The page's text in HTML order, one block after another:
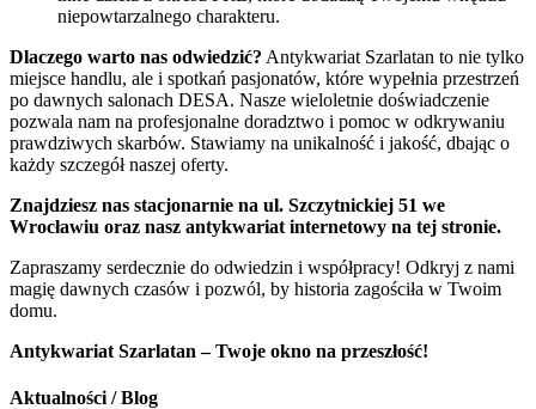
niepowtarzalnego charakteru.
Dlaczego warto nas odwiedzić? Antykwariat Szarlatan to nie tylko
miejsce handlu, ale i spotkań pasjonatów, które wypełnia przestrzeń
po dawnych salonach DESA. Nasze wieloletnie doświadczenie
pozwala nam na profesjonalne doradztwo i pomoc w odkrywaniu
prawdziwych skarbów. Stawiamy na unikalność i jakość, dbając o
każdy szczegół naszej oferty.
Znajdziesz nas stacjonarnie na ul. Szczytnickiej 51 we
Wrocławiu oraz nasz antykwariat internetowy na tej stronie.
Zapraszamy serdecznie do odwiedzin i współpracy! Odkryj z nami
magię dawnych czasów i pozwól, by historia zagościła w Twoim
domu.
Antykwariat Szarlatan – Twoje okno na przeszłość!
Aktualności / Blog